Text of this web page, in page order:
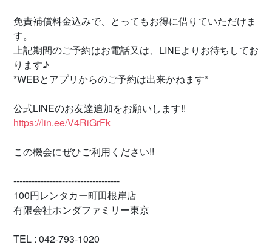
免責補償料金込みで、とってもお得に借りていただけま
す。
上記期間のご予約はお電話又は、LINEよりお待ちしてお
ります♪
*WEBとアプリからのご予約は出来かねます*
公式LINEのお友達追加をお願いします!!
https://lin.ee/V4RiGrFk
この機会にぜひご利用ください!!
‐‐‐‐‐‐‐‐‐‐‐‐‐‐---------------------
100円レンタカー町田根岸店
有限会社ホンダファミリー東京
TEL : 042-793-1020